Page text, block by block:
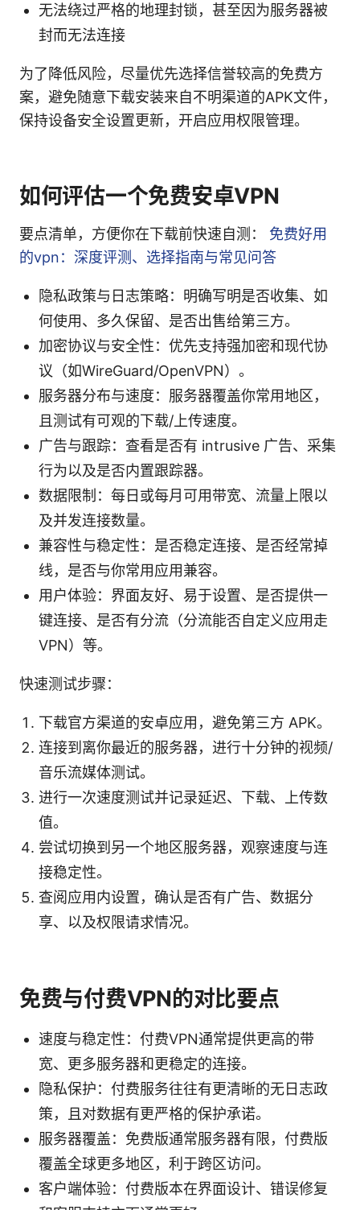
无法绕过严格的地理封锁，甚至因为服务器被
封而无法连接
为了降低风险，尽量优先选择信誉较高的免费方
案，避免随意下载安装来自不明渠道的APK文件，
保持设备安全设置更新，开启应用权限管理。
如何评估一个免费安卓VPN
要点清单，方便你在下载前快速自测： 免费好用
的vpn：深度评测、选择指南与常见问答
隐私政策与日志策略：明确写明是否收集、如
何使用、多久保留、是否出售给第三方。
加密协议与安全性：优先支持强加密和现代协
议（如WireGuard/OpenVPN）。
服务器分布与速度：服务器覆盖你常用地区，
且测试有可观的下载/上传速度。
广告与跟踪：查看是否有 intrusive 广告、采集
行为以及是否内置跟踪器。
数据限制：每日或每月可用带宽、流量上限以
及并发连接数量。
兼容性与稳定性：是否稳定连接、是否经常掉
线，是否与你常用应用兼容。
用户体验：界面友好、易于设置、是否提供一
键连接、是否有分流（分流能否自定义应用走
VPN）等。
快速测试步骤：
下载官方渠道的安卓应用，避免第三方 APK。
连接到离你最近的服务器，进行十分钟的视频/
音乐流媒体测试。
进行一次速度测试并记录延迟、下载、上传数
值。
尝试切换到另一个地区服务器，观察速度与连
接稳定性。
查阅应用内设置，确认是否有广告、数据分
享、以及权限请求情况。
免费与付费VPN的对比要点
速度与稳定性：付费VPN通常提供更高的带
宽、更多服务器和更稳定的连接。
隐私保护：付费服务往往有更清晰的无日志政
策，且对数据有更严格的保护承诺。
服务器覆盖：免费版通常服务器有限，付费版
覆盖全球更多地区，利于跨区访问。
客户端体验：付费版本在界面设计、错误修复